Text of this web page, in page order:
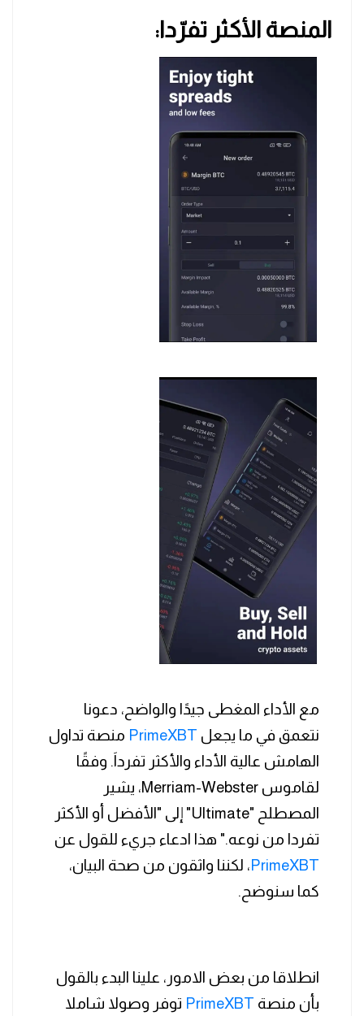
المنصة الأكثر تفرّدا:
مع الأداء المغطى جيدًا والواضح، دعونا
نتعمق في ما يجعل PrimeXBT منصة تداول
الهامش عالية الأداء والأكثر تفرداَ. وفقًا
لقاموس Merriam-Webster، يشير
المصطلح "Ultimate" إلى "الأفضل أو الأكثر
تفردا من نوعه." هذا ادعاء جريء للقول عن
PrimeXBT، لكننا واثقون من صحة البيان،
كما سنوضح.
انطلاقا من بعض الامور، علينا البدء بالقول
بأن منصة PrimeXBT توفر وصولا شاملا